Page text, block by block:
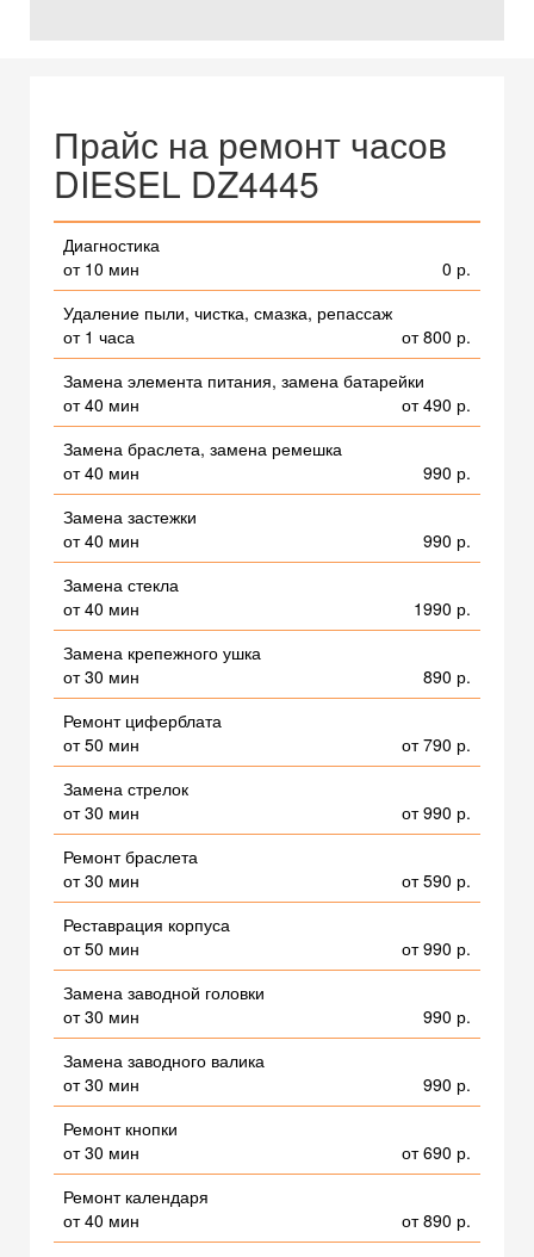
Прайс на ремонт часов
DIESEL DZ4445
Диагностика
от 10 мин
0 р.
Удаление пыли, чистка, смазка, репассаж
от 1 часа
от 800 р.
Замена элемента питания, замена батарейки
от 40 мин
от 490 р.
Замена браслета, замена ремешка
от 40 мин
990 р.
Замена застежки
от 40 мин
990 р.
Замена стекла
от 40 мин
1990 р.
Замена крепежного ушка
от 30 мин
890 р.
Ремонт циферблата
от 50 мин
от 790 р.
Замена стрелок
от 30 мин
от 990 р.
Ремонт браслета
от 30 мин
от 590 р.
Реставрация корпуса
от 50 мин
от 990 р.
Замена заводной головки
от 30 мин
990 р.
Замена заводного валика
от 30 мин
990 р.
Ремонт кнопки
от 30 мин
от 690 р.
Ремонт календаря
от 40 мин
от 890 р.